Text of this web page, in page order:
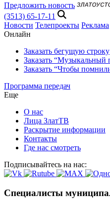
Предложить новость
(3513) 65-17-11
Новости Телепроекты Реклама
Онлайн
Заказать бегущую строку
Заказать “Музыкальный
Заказать “Чтобы
Программа передач
Еще
О нас
Лица ЗлатТВ
Раскрытие информации
Контакты
Где нас смотреть
Подписывайтесь на нас:
Специалисты